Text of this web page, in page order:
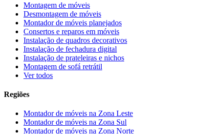
Montagem de móveis
Desmontagem de móveis
Montador de móveis planejados
Consertos e reparos em móveis
Instalação de quadros decorativos
Instalação de fechadura digital
Instalação de prateleiras e nichos
Montagem de sofá retrátil
Ver todos
Regiões
Montador de móveis na Zona Leste
Montador de móveis na Zona Sul
Montador de móveis na Zona Norte